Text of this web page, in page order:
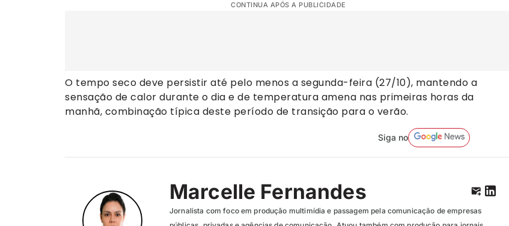
CONTINUA APÓS A PUBLICIDADE
O tempo seco deve persistir até pelo menos a segunda-feira (27/10), mantendo a
sensação de calor durante o dia e de temperatura amena nas primeiras horas da
manhã, combinação típica deste período de transição para o verão.
Siga no
Marcelle Fernandes
Jornalista com foco em produção multimídia e passagem pela comunicação de empresas